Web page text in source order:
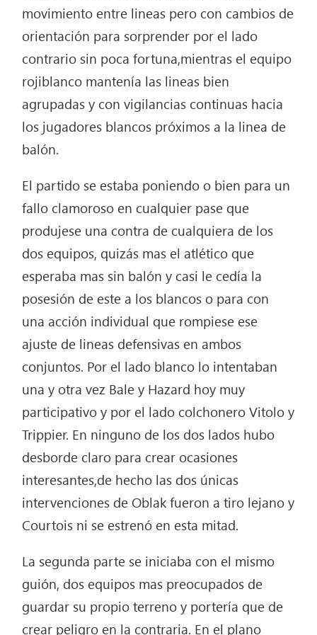
movimiento entre lineas pero con cambios de
orientación para sorprender por el lado
contrario sin poca fortuna,mientras el equipo
rojiblanco mantenía las lineas bien
agrupadas y con vigilancias continuas hacia
los jugadores blancos próximos a la linea de
balón.
El partido se estaba poniendo o bien para un
fallo clamoroso en cualquier pase que
produjese una contra de cualquiera de los
dos equipos, quizás mas el atlético que
esperaba mas sin balón y casi le cedía la
posesión de este a los blancos o para con
una acción individual que rompiese ese
ajuste de lineas defensivas en ambos
conjuntos. Por el lado blanco lo intentaban
una y otra vez Bale y Hazard hoy muy
participativo y por el lado colchonero Vitolo y
Trippier. En ninguno de los dos lados hubo
desborde claro para crear ocasiones
interesantes,de hecho las dos únicas
intervenciones de Oblak fueron a tiro lejano y
Courtois ni se estrenó en esta mitad.
La segunda parte se iniciaba con el mismo
guión, dos equipos mas preocupados de
guardar su propio terreno y portería que de
crear peligro en la contraria. En el plano